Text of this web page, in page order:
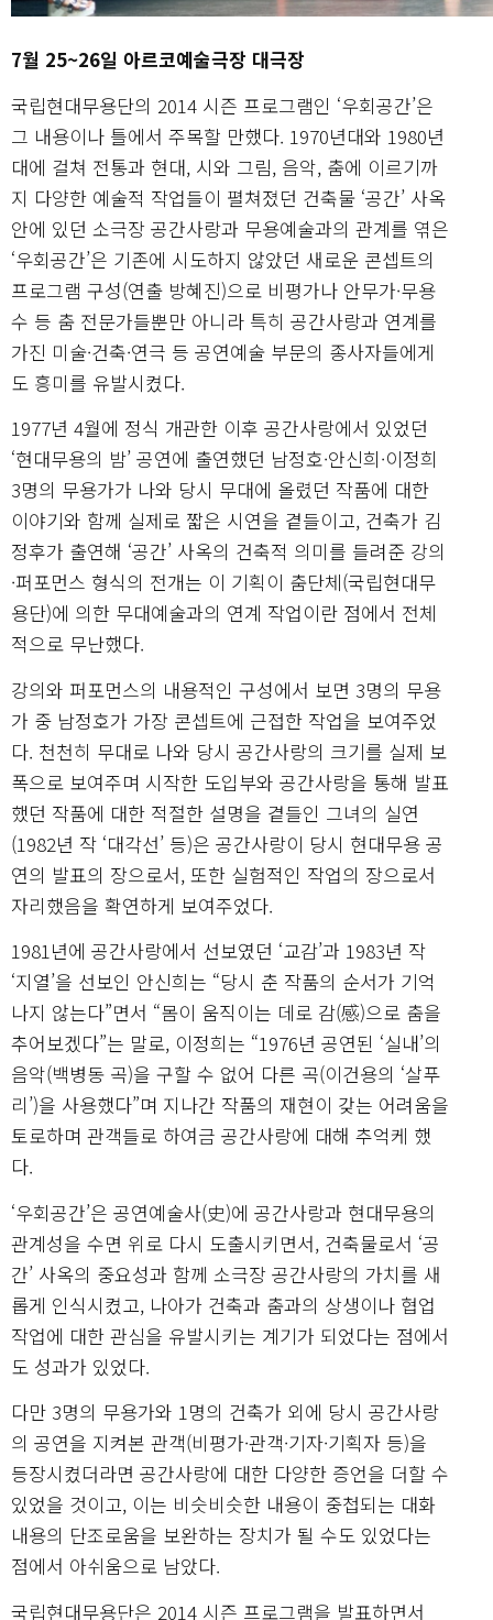
7월 25~26일 아르코예술극장 대극장
국립현대무용단의 2014 시즌 프로그램인 ‘우회공간’은
그 내용이나 틀에서 주목할 만했다. 1970년대와 1980년
대에 걸쳐 전통과 현대, 시와 그림, 음악, 춤에 이르기까
지 다양한 예술적 작업들이 펼쳐졌던 건축물 ‘공간’ 사옥
안에 있던 소극장 공간사랑과 무용예술과의 관계를 엮은
‘우회공간’은 기존에 시도하지 않았던 새로운 콘셉트의
프로그램 구성(연출 방혜진)으로 비평가나 안무가·무용
수 등 춤 전문가들뿐만 아니라 특히 공간사랑과 연계를
가진 미술·건축·연극 등 공연예술 부문의 종사자들에게
도 흥미를 유발시켰다.
1977년 4월에 정식 개관한 이후 공간사랑에서 있었던
‘현대무용의 밤’ 공연에 출연했던 남정호·안신희·이정희
3명의 무용가가 나와 당시 무대에 올렸던 작품에 대한
이야기와 함께 실제로 짧은 시연을 곁들이고, 건축가 김
정후가 출연해 ‘공간’ 사옥의 건축적 의미를 들려준 강의
·퍼포먼스 형식의 전개는 이 기획이 춤단체(국립현대무
용단)에 의한 무대예술과의 연계 작업이란 점에서 전체
적으로 무난했다.
강의와 퍼포먼스의 내용적인 구성에서 보면 3명의 무용
가 중 남정호가 가장 콘셉트에 근접한 작업을 보여주었
다. 천천히 무대로 나와 당시 공간사랑의 크기를 실제 보
폭으로 보여주며 시작한 도입부와 공간사랑을 통해 발표
했던 작품에 대한 적절한 설명을 곁들인 그녀의 실연
(1982년 작 ‘대각선’ 등)은 공간사랑이 당시 현대무용 공
연의 발표의 장으로서, 또한 실험적인 작업의 장으로서
자리했음을 확연하게 보여주었다.
1981년에 공간사랑에서 선보였던 ‘교감’과 1983년 작
‘지열’을 선보인 안신희는 “당시 춘 작품의 순서가 기억
나지 않는다”면서 “몸이 움직이는 데로 감(感)으로 춤을
추어보겠다”는 말로, 이정희는 “1976년 공연된 ‘실내’의
음악(백병동 곡)을 구할 수 없어 다른 곡(이건용의 ‘살푸
리’)을 사용했다”며 지나간 작품의 재현이 갖는 어려움을
토로하며 관객들로 하여금 공간사랑에 대해 추억케 했
다.
‘우회공간’은 공연예술사(史)에 공간사랑과 현대무용의
관계성을 수면 위로 다시 도출시키면서, 건축물로서 ‘공
간’ 사옥의 중요성과 함께 소극장 공간사랑의 가치를 새
롭게 인식시켰고, 나아가 건축과 춤과의 상생이나 협업
작업에 대한 관심을 유발시키는 계기가 되었다는 점에서
도 성과가 있었다.
다만 3명의 무용가와 1명의 건축가 외에 당시 공간사랑
의 공연을 지켜본 관객(비평가·관객·기자·기획자 등)을
등장시켰더라면 공간사랑에 대한 다양한 증언을 더할 수
있었을 것이고, 이는 비슷비슷한 내용이 중첩되는 대화
내용의 단조로움을 보완하는 장치가 될 수도 있었다는
점에서 아쉬움으로 남았다.
국립현대무용단은 2014 시즌 프로그램을 발표하면서